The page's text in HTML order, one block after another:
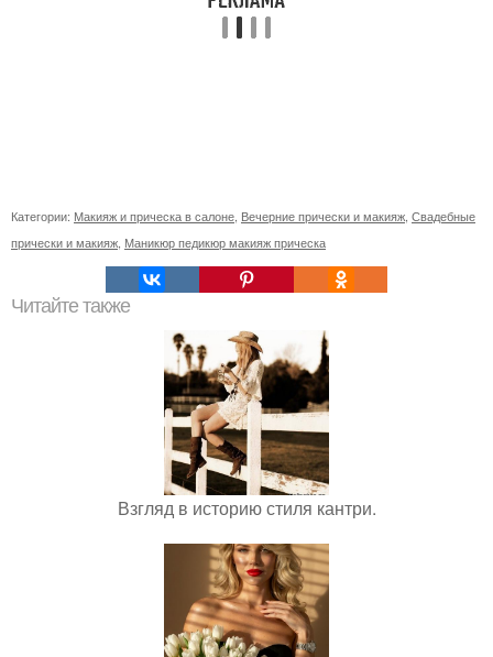
Категории: Макияж и прическа в салоне Вечерние прически и макияж Свадебные
прически и макияж Маникюр педикюр макияж прическа
Читайте также
Взгляд в историю стиля кантри.